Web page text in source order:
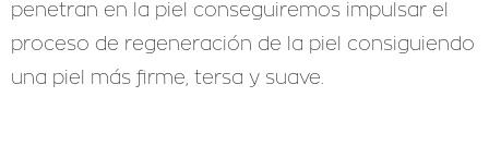
penetran en la piel conseguiremos impulsar el
proceso de regeneración de la piel consiguiendo
una piel más firme, tersa y suave.